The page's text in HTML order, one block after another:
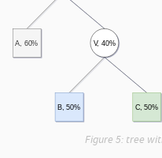
Figure 5: tree